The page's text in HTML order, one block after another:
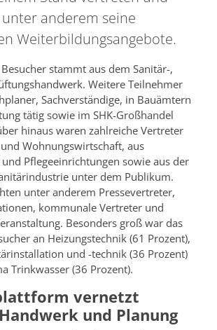
anderem seine
Weiterbildungsangebote.
stammt aus dem Sanitär-,
Weitere Teilnehmer
Sachverständige, in Bauämtern
tätig sowie im SHK-Großhandel
hinaus waren zahlreiche Vertreter
Wohnungswirtschaft, aus
Pflegeeinrichtungen sowie aus der
unter dem Publikum.
unter anderem Pressevertreter,
kommunale Vertreter und
Besonders groß war das
an Heizungstechnik (61 Prozent),
und -technik (36 Prozent)
Trinkwasser (36 Prozent).
vernetzt
und Planung